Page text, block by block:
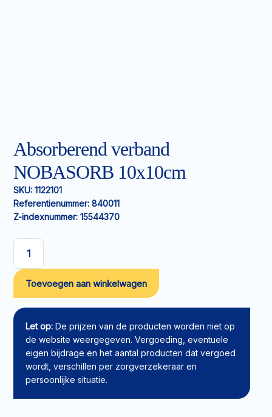
Absorberend verband
NOBASORB 10x10cm
SKU: 1122101
Referentienummer: 840011
Z-indexnummer: 15544370
Absorberend
verband
NOBASORB
10x10cm
aantal
Toevoegen aan winkelwagen
Let op: De prijzen van de producten worden niet op
de website weergegeven. Vergoeding, eventuele
eigen bijdrage en het aantal producten dat vergoed
wordt, verschillen per zorgverzekeraar en
persoonlijke situatie.